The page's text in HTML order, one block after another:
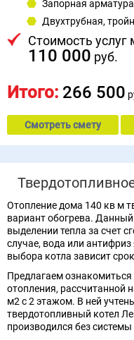
Запорная арматура
Двухтрубная,
Стоимость
110 000 руб.
Итого: 266 500
Смотреть смету
Отопление дома 140 кв м
вариант обогрева.
выделении тепла за счет
случае, вода или
выбора котла зависит
Предлагаем
отопления, рассчитанной
м2 с 2 этажом. В ней
твердотопливный котел
производился без